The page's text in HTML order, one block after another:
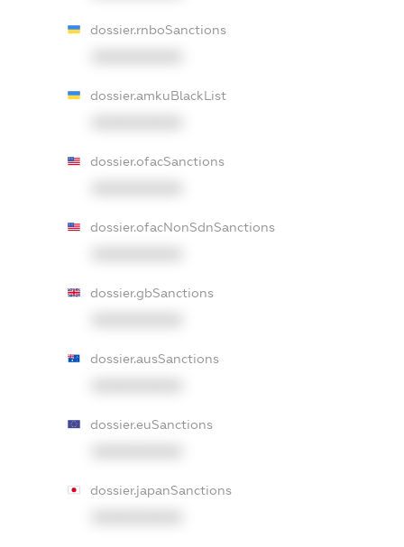
dossier.rnboSanctions
dossier.amkuBlackList
dossier.ofacSanctions
dossier.ofacNonSdnSanctions
dossier.gbSanctions
dossier.ausSanctions
dossier.euSanctions
dossier.japanSanctions